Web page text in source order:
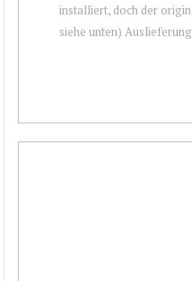
installiert, doch der
siehe unten)